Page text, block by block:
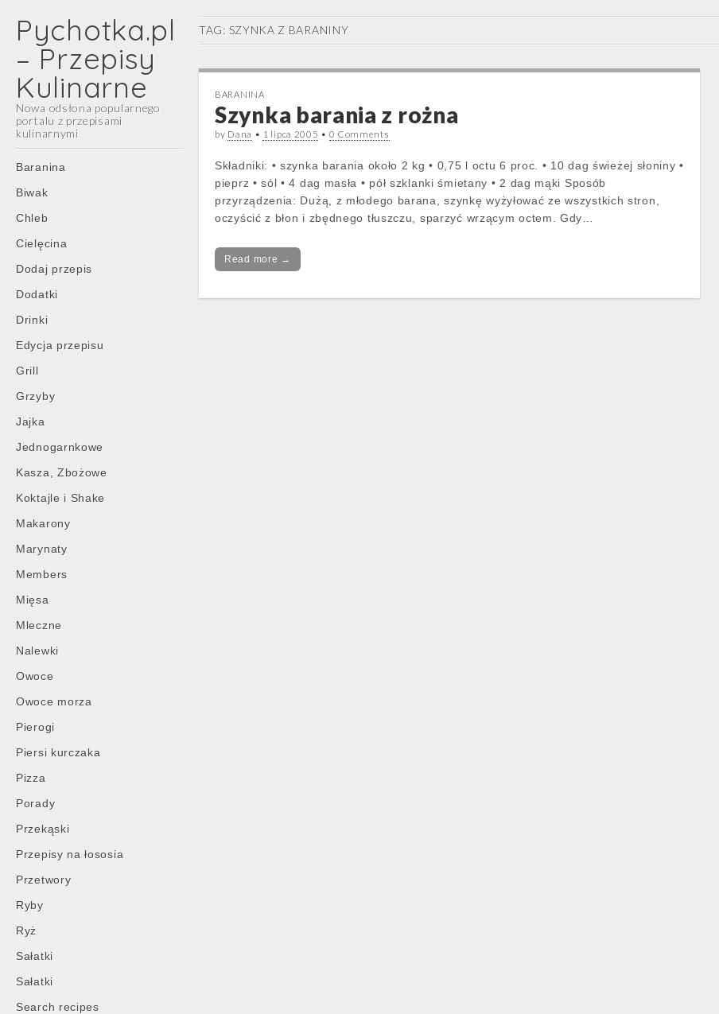
Pychotka.pl
– Przepisy
Kulinarne
Nowa odsłona popularnego
portalu z przepisami
kulinarnymi
Main
menu
Skip
content
Baranina
Biwak
Chleb
Cielęcina
Dodaj przepis
Dodatki
Drinki
Edycja przepisu
Grill
Grzyby
Jajka
Jednogarnkowe
Kasza, Zbożowe
Koktajle i Shake
Makarony
Marynaty
Members
Mięsa
Mleczne
Nalewki
Owoce
Owoce morza
Pierogi
Piersi kurczaka
Pizza
Porady
Przekąski
Przepisy na łososia
Przetwory
Ryby
Ryż
Sałatki
Sałatki
Search recipes
TAG: SZYNKA Z BARANINY
BARANINA
Szynka barania z rożna
by Dana • 1 lipca 2005 • 0 Comments
Składniki: • szynka barania około 2 kg • 0,75 l octu 6 proc. • 10 dag świeżej słoniny •
pieprz • sól • 4 dag masła • pół szklanki śmietany • 2 dag mąki Sposób
przyrządzenia: Dużą, z młodego barana, szynkę wyżyłować ze wszystkich stron,
oczyścić z błon i zbędnego tłuszczu, sparzyć wrzącym octem. Gdy…
Read more →